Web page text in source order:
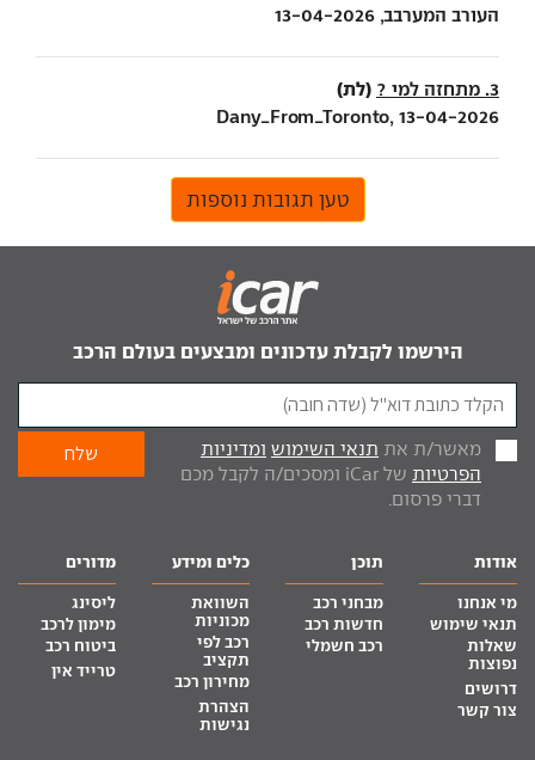
העורב המערבב, 13-04-2026
3. מתחזה למי ? (לת)
Dany_From_Toronto, 13-04-2026
טען תגובות נוספות
הירשמו לקבלת עדכונים ומבצעים בעולם הרכב
מאשר/ת את תנאי השימוש ומדיניות
הפרטיות
של iCar ומסכים/ה לקבל מכם
דברי פרסום.
אודות
מי אנחנו
תנאי שימוש
שאלות
נפוצות
דרושים
צור קשר
תוכן
מבחני רכב
חדשות רכב
רכב חשמלי
כלים ומידע
השוואת
מכוניות
רכב לפי
תקציב
מחירון רכב
הצהרת
נגישות
מדורים
ליסינג
מימון לרכב
ביטוח רכב
טרייד אין